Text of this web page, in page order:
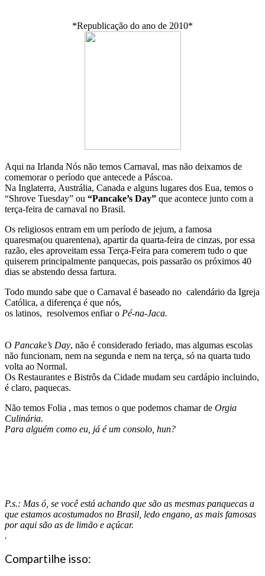
*Republicação do ano de 2010*
Aqui na Irlanda Nós não temos Carnaval, mas não deixamos de
comemorar o período que antecede a Páscoa.
Na Inglaterra, Austrália, Canada e alguns lugares dos Eua, temos o
“Shrove Tuesday” ou “Pancake’s Day” que acontece junto com a
terça-feira de carnaval no Brasil.
Os religiosos entram em um período de jejum, a famosa
quaresma(ou quarentena), apartir da quarta-feira de cinzas, por essa
razão, eles aproveitam essa Terça-Feira para comerem tudo o que
quiserem principalmente panquecas, pois passarão os próximos 40
dias se abstendo dessa fartura.
Todo mundo sabe que o Carnaval é baseado no calendário da Igreja
Católica, a diferença é que nós,
os latinos, resolvemos enfiar o Pé-na-Jaca.
O Pancake’s Day, não é considerado feriado, mas algumas escolas
não funcionam, nem na segunda e nem na terça, só na quarta tudo
volta ao Normal.
Os Restaurantes e Bistrôs da Cidade mudam seu cardápio incluindo,
é claro, paquecas.
Não temos Folia , mas temos o que podemos chamar de Orgia
Culinária.
Para alguém como eu, já é um consolo, hun?
P.s.: Mas ó, se você está achando que são as mesmas panquecas a
que estamos acostumados no Brasil, ledo engano, as mais famosas
por aqui são as de limão e açúcar.
.
Compartilhe isso: